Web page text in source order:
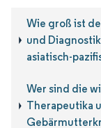
Wie groß ist
und
asiatisch-
Wer sind die
Therapeutika